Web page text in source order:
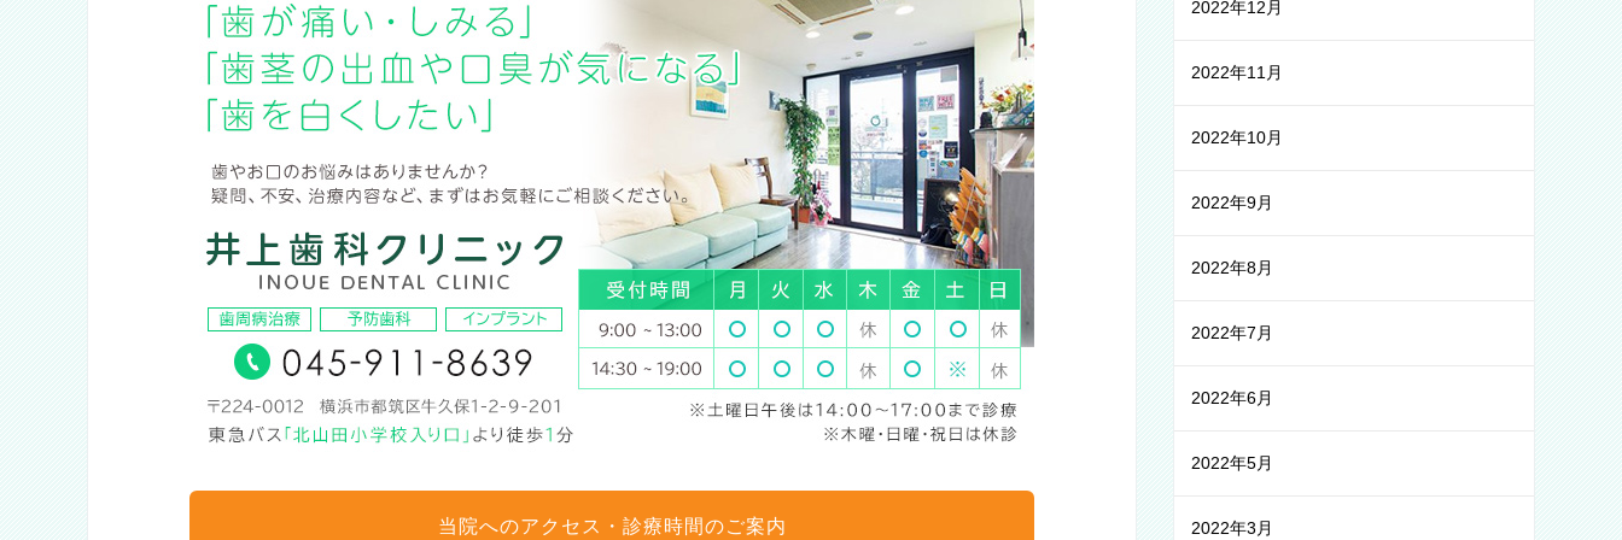
当院へのアクセス・診療時間のご案内
2022年12月
2022年11月
2022年10月
2022年9月
2022年8月
2022年7月
2022年6月
2022年5月
2022年3月